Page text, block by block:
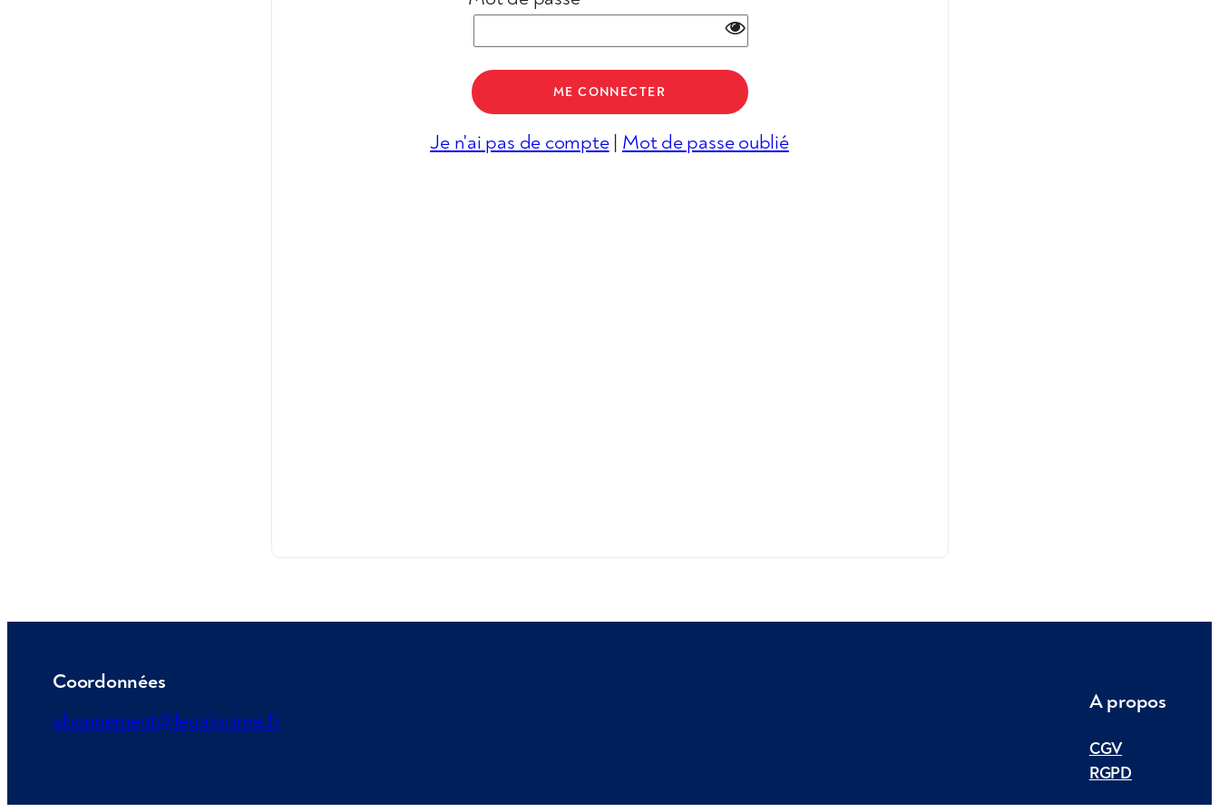
Je n'ai pas de compte| Mot de passe oublié
Coordonnées
abonnement@legalprime.fr
A propos
CGV
RGPD